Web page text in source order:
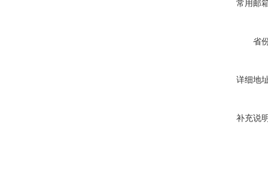
常用邮
省
详细地
补充说